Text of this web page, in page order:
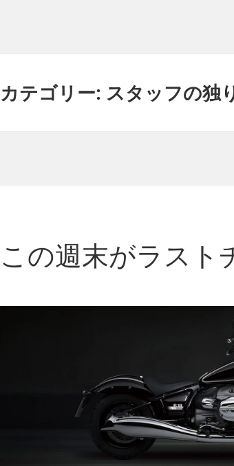
カテゴリー: スタッフの独
この週末がラスト